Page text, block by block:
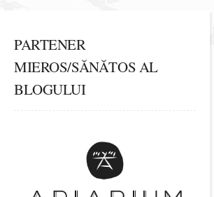
PARTENER
MIEROS/SĂNĂTOS AL
BLOGULUI